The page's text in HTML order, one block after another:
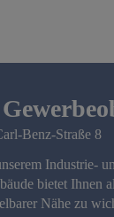
Benz-Straße 8
Industrie-
bietet Ihnen
Nähe zu